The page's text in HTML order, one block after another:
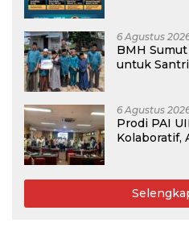
6 Agustus
BMH
untuk
6 Agustus
Prodi PAI
Kolaboratif,